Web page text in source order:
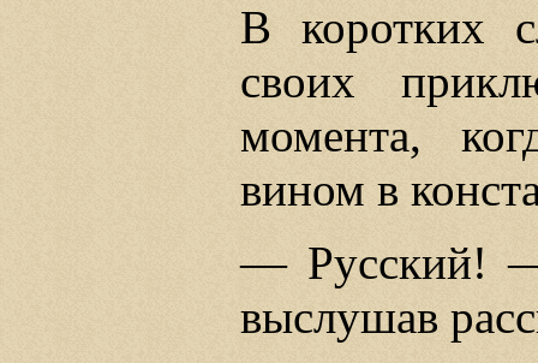
В коротких
своих
момента,
вином в
— Русский! —
выслушав